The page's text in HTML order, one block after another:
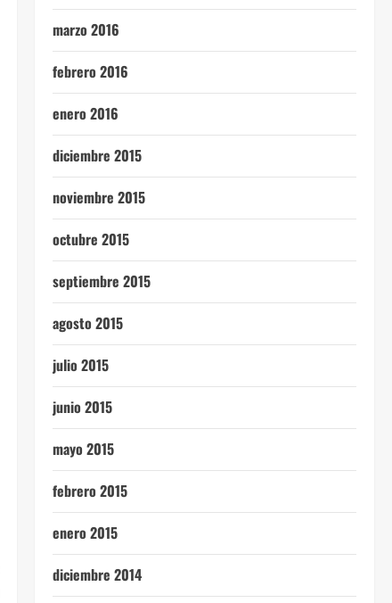
marzo 2016
febrero 2016
enero 2016
diciembre 2015
noviembre 2015
octubre 2015
septiembre 2015
agosto 2015
julio 2015
junio 2015
mayo 2015
febrero 2015
enero 2015
diciembre 2014